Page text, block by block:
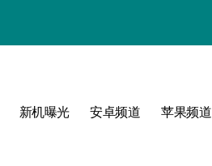
新机曝光 安卓频道 苹果频道